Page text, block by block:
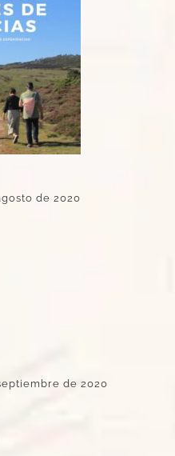
de 2020
de 2020